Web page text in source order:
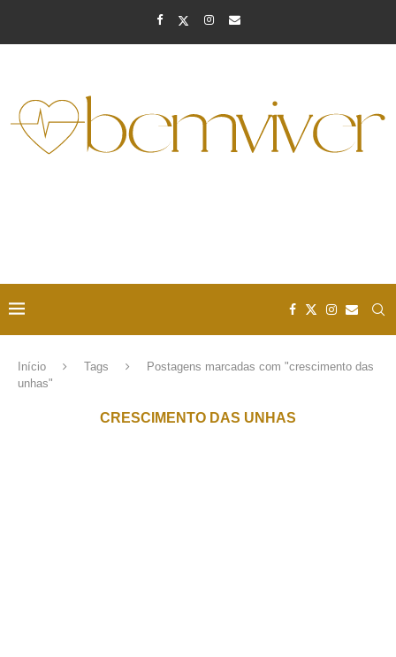
Início Tags
Postagens marcadas com "crescimento das
unhas"
CRESCIMENTO DAS UNHAS